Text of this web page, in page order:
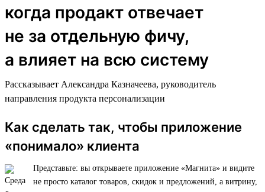
когда продакт отвечает
не за отдельную фичу,
а влияет на всю систему
Рассказывает Александра Казначеева, руководитель
направления продукта персонализации
Как сделать так, чтобы приложение
«понимало» клиента
Представьте: вы открываете приложение «Магнита» и видите
не просто каталог товаров, скидок и предложений, а витрину,